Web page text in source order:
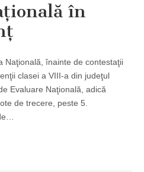
în
Naţională, îna­inte de contestaţii
clasei a VIII-a din judeţul
Evaluare Naţională, adică
de trecere, peste 5.